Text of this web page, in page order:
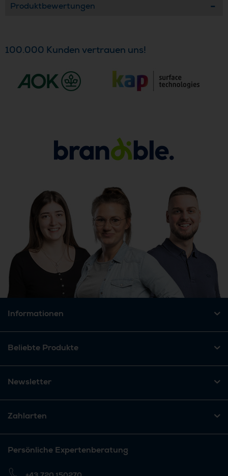
Produktbewertungen
100.000 Kunden vertrauen uns!
Informationen
Beliebte Produkte
Newsletter
Zahlarten
Persönliche Expertenberatung